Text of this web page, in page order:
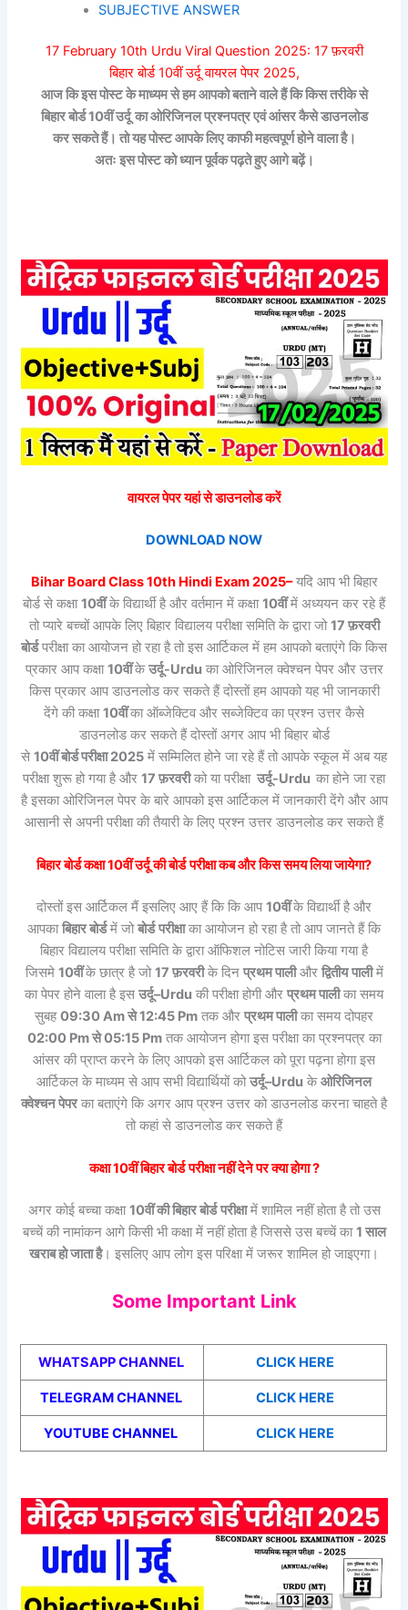
SUBJECTIVE ANSWER
17 February 10th Urdu Viral Question 2025: 17 फ़रवरी
बिहार बोर्ड 10वीं उर्दू वायरल पेपर 2025,
आज कि इस पोस्ट के माध्यम से हम आपको बताने वाले हैं कि किस तरीके से
बिहार बोर्ड 10वींउर्दू का ओरिजिनल प्रश्नपत्र एवं आंसर कैसे डाउनलोड
कर सकते हैं। तो यह पोस्ट आपके लिए काफी महत्वपूर्ण होने वाला है।
अतः इस पोस्ट को ध्यान पूर्वक पढ़ते हुए आगे बढ़ें।
वायरल पेपर यहां से डाउनलोड करें
DOWNLOAD NOW
Bihar Board Class10th Hindi Exam 2025–यदि आप भी बिहार
बोर्ड से कक्षा10वींके विद्यार्थी है और वर्तमान में कक्षा10वींमें अध्ययन कर रहे हैं
तो प्यारे बच्चों आपके लिए बिहार विद्यालय परीक्षा समिति के द्वारा जो17 फ़रवरी
बोर्डपरीक्षा का आयोजन हो रहा है तो इस आर्टिकल में हम आपको बताएंगे कि किस
प्रकार आप कक्षा10वींकेउर्दू-Urdu का ओरिजिनल क्वेश्चन पेपर और उत्तर
किस प्रकार आप डाउनलोड कर सकते हैं दोस्तों हम आपको यह भी जानकारी
देंगे की कक्षा10वींका ऑब्जेक्टिव और सब्जेक्टिव का प्रश्न उत्तर कैसे
डाउनलोड कर सकते हैं दोस्तों अगर आप भी बिहार बोर्ड
से 10वीं बोर्ड परीक्षा 2025 में सम्मिलित होने जा रहे हैं तो आपके स्कूल में अब यह
परीक्षा शुरू हो गया है और 17 फ़रवरीको या परीक्षा उर्दू-Urdu का होने जा रहा
है इसका ओरिजिनल पेपर के बारे आपको इस आर्टिकल में जानकारी देंगे और आप
आसानी से अपनी परीक्षा की तैयारी के लिए प्रश्न उत्तर डाउनलोड कर सकते हैं
बिहार बोर्ड कक्षा 10वींउर्दूकीबोर्ड परीक्षा कब और किस समय लिया जायेगा?
दोस्तों इस आर्टिकल मैं इसलिए आए हैं कि कि आप10वींके विद्यार्थी है और
आपकाबिहार बोर्डमें जोबोर्ड परीक्षाका आयोजन हो रहा है तो आप जानते हैं कि
बिहार विद्यालय परीक्षा समिति के द्वारा ऑफिशल नोटिस जारी किया गया है
जिसमे 10वींके छात्र है जो17 फ़रवरीके दिन प्रथम पालीऔर द्वितीय पालीमें
का पेपर होने वाला है इस उर्दू–Urdu की परीक्षा होगी और प्रथम पालीका समय
सुबह09:30 Am से 12:45 Pm तक और प्रथम पालीका समय दोपहर
02:00 Pm से 05:15 Pmतक आयोजन होगा इस परीक्षा का प्रश्नपत्र का
आंसर की प्राप्त करने के लिए आपको इस आर्टिकल को पूरा पढ़ना होगा इस
आर्टिकल के माध्यम से आप सभी विद्यार्थियों कोउर्दू–Urdu केओरिजिनल
क्वेश्चन पेपरका बताएंगे कि अगर आप प्रश्न उत्तर को डाउनलोड करना चाहते है
तो कहां से डाउनलोड कर सकते हैं
कक्षा 10वींबिहार बोर्ड परीक्षा नहीं देने पर क्या होगा ?
अगर कोई बच्चा कक्षा10वीं की बिहार बोर्ड परीक्षामें शामिल नहीं होता है तो उस
बच्चें की नामांकन आगे किसी भी कक्षा में नहीं होता है जिससे उस बच्चें का1 साल
खराब हो जाता है। इसलिए आप लोग इस परिक्षा में जरूर शामिल हो जाइएगा।
Some Important Link
WHATSAPP CHANNEL CLICK HERE
TELEGRAM CHANNEL CLICK HERE
YOUTUBE CHANNEL CLICK HERE